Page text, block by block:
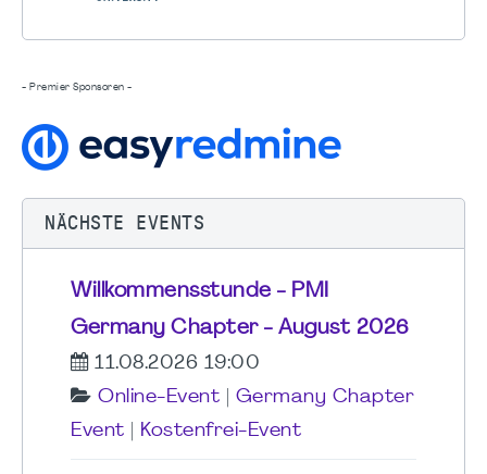
- Premier Sponsoren -
NÄCHSTE EVENTS
Willkommensstunde - PMI
Germany Chapter - August 2026
11.08.2026 19:00
Online-Event
Germany Chapter
Event
Kostenfrei-Event